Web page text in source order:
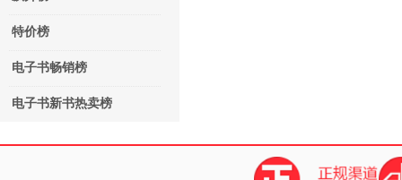
特价榜
电子书畅销榜
电子书新书热卖榜